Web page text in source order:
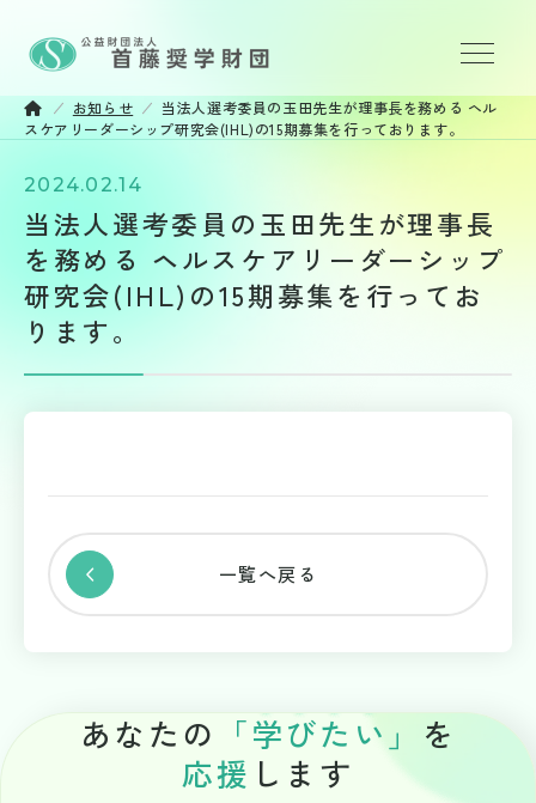
財団について
奨学金事業
応募方法
お知らせ
情報公開
サイトマップ
お知らせ
当法人選考委員の玉田先生が理事長を務める ヘル
スケアリーダーシップ研究会(IHL)の15期募集を行っております。
2024.02.14
当法人選考委員の玉田先生が理事長
を務める ヘルスケアリーダーシップ
研究会(IHL)の15期募集を行ってお
ります。
一覧へ戻る
あなたの 「学びた い 」 を
応援 します